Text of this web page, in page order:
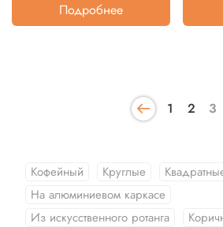
Подробнее
1 2 3
Кофейный Круглые
На алюминиевом каркасе
Из искусственного ротанга